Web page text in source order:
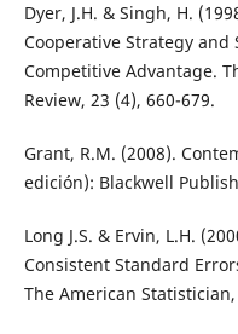
Dyer, J.H. & Singh, H.
Cooperative Strategy
Competitive Advantage.
Review, 23 (4), 660-679.
Grant, R.M. (2008).
edición): Blackwell
Long J.S. & Ervin, L.H.
Consistent Standard
The American Statistician,